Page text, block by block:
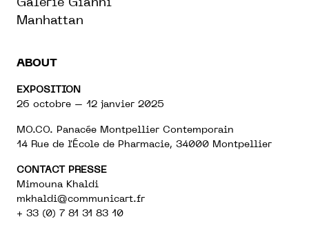
Galerie Gianni
Manhattan
ABOUT
EXPOSITION
26 octobre – 12 janvier 2025
MO.CO. Panacée Montpellier Contemporain
14 Rue de l'École de Pharmacie, 34000 Montpellier
CONTACT PRESSE
Mimouna Khaldi
mkhaldi@communicart.fr
+ 33 (0) 7 81 31 83 10